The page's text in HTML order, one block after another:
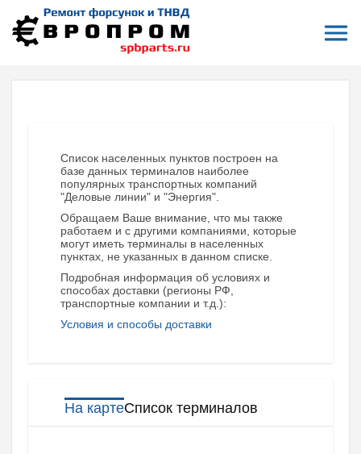
На главную Терминалы приема и отправки заказов
КОТЛАС (АРХАНГЕЛЬСКАЯ ОБЛАСТЬ)
Список населенных пунктов построен на
базе данных терминалов наиболее
популярных транспортных компаний
"Деловые линии" и "Энергия".
Обращаем Ваше внимание, что мы также
работаем и с другими компаниями, которые
могут иметь терминалы в населенных
пунктах, не указанных в данном списке.
Подробная информация об условиях и
способах доставки (регионы РФ,
транспортные компании и т.д.):
Условия и способы доставки
На картеСписок терминалов